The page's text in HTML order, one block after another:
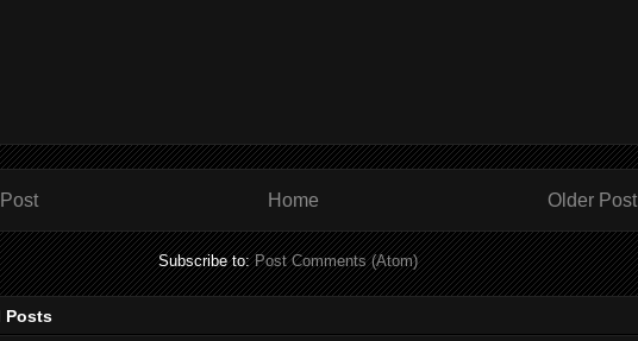
Older Post
Home
Subscribe to:Post Comments (Atom)
Posts